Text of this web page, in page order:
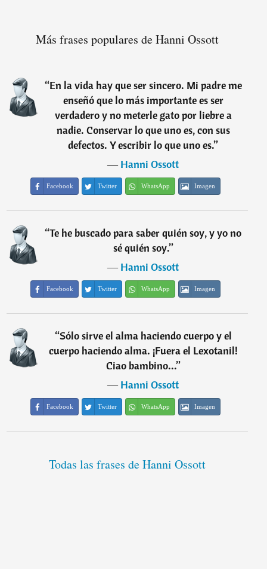
Más frases populares de Hanni Ossott
“En la vida hay que ser sincero. Mi padre me
enseñó que lo más importante es ser
verdadero y no meterle gato por liebre a
nadie. Conservar lo que uno es, con sus
defectos. Y escribir lo que uno es.”
―Hanni Ossott
Facebook Twitter WhatsApp Imagen
“Te he buscado para saber quién soy, y yo no
sé quién soy.”
―Hanni Ossott
Facebook Twitter WhatsApp Imagen
“Sólo sirve el alma haciendo cuerpo y el
cuerpo haciendo alma. ¡Fuera el Lexotanil!
Ciao bambino...”
―Hanni Ossott
Facebook Twitter WhatsApp Imagen
Todas las frases de Hanni Ossott